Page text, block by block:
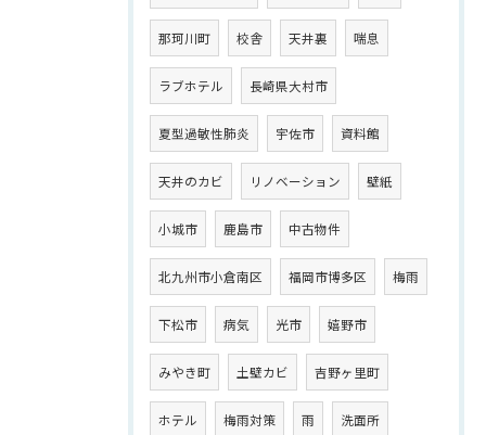
那珂川町 校舎 天井裏 喘息
ラブホテル 長崎県大村市
夏型過敏性肺炎 宇佐市 資料館
天井のカビ リノベーション 壁紙
小城市 鹿島市 中古物件
北九州市小倉南区 福岡市博多区 梅雨
下松市 病気 光市 嬉野市
みやき町 土壁カビ 吉野ヶ里町
ホテル 梅雨対策 雨 洗面所